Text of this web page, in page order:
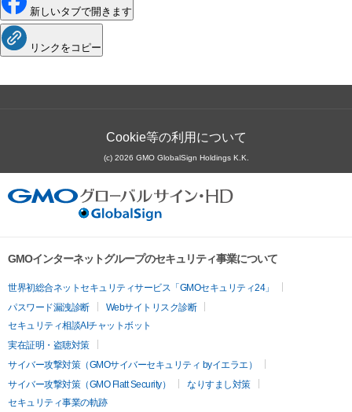
新しいタブで開きます
リンクをコピー
Cookie等の利用について
(c) 2026 GMO GlobalSign Holdings K.K.
GMOインターネットグループのセキュリティ事業について
世界初総合ネットセキュリティサービス「GMOセキュリティ24」
パスワード漏洩診断
Webサイトリスク診断
セキュリティ相談AIチャットボット
実在証明・盗聴対策
サイバー攻撃対策（GMOサイバーセキュリティ byイエラエ）
サイバー攻撃対策（GMO Flatt Security）
なりすまし対策
セキュリティ事業の軌跡